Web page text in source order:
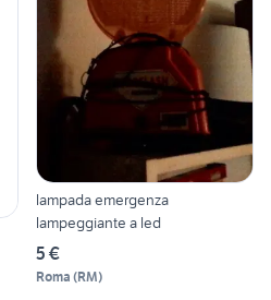
lampada emergenza
lampeggiante a led
5 €
Roma (RM)